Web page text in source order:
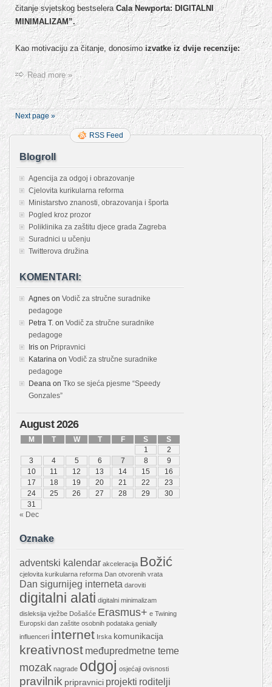
čitanje svjetskog bestseleraCala Newporta: DIGITALNI
MINIMALIZAM”.
Kao motivaciju za čitanje, donosimoizvatke iz dvije recenzije:
Read more »
Next page »
RSS Feed
Blogroll
Agencija za odgoj i obrazovanje
Cjelovita kurikularna reforma
Ministarstvo znanosti, obrazovanja i športa
Pogled kroz prozor
Poliklinika za zaštitu djece grada Zagreba
Suradnici u učenju
Twitterova družina
KOMENTARI:
Agnes on Vodič za stručne suradnike
pedagoge
Petra T. on Vodič za stručne suradnike
pedagoge
Iris on Pripravnici
Katarina on Vodič za stručne suradnike
pedagoge
Deana on Tko se sjeća pjesme “Speedy
Gonzales”
August 2026
M T W T F S
S
1
2
3
4 5 6 7 8
9
10
11 12 13 14 15
16
17
18 19 20 21 22
23
24
25 26 27 28 29
30
31
« Dec
Oznake
adventski kalendar akceleracija Božić
cjelovita kurikularna reforma Dan otvorenih vrata
Dan sigurnijeg interneta daroviti
digitalni alati digitalni minimalizam
disleksija vježbe Došašće Erasmus+ e Twining
Europski dan zaštite osobnih podataka genially
influenceri internet Irska komunikacija
kreativnost međupredmetne teme
mozak nagrade odgoj osjećaji ovisnosti
pravilnik pripravnici projekti roditelji